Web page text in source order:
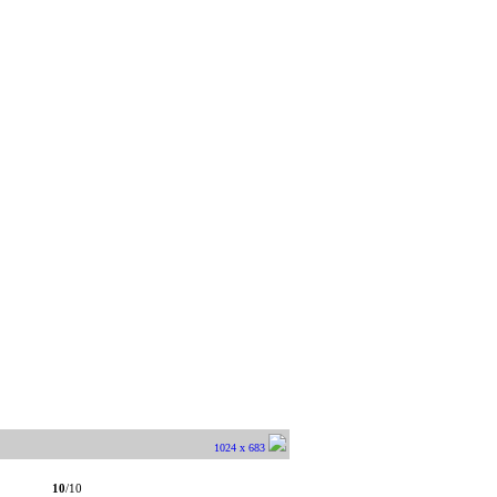
1024 x 683
10/10